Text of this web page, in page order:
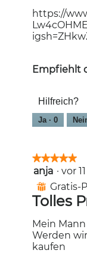
https://
Empfiehlt
Hilfreich?
Ja · 0
★★★★★
★★★★★
5
von
Sternen.
anja · vor
⊞
Tolles
Mein
Werden
kaufen